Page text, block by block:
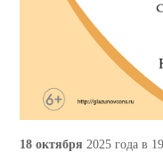
18 октября 2025 года в